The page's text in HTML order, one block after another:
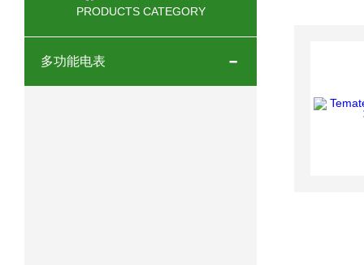
OEMER三相同步电机MTES 160MA/2
OEMER电机QLS 180M环保农业领域
PRODUCTS CATEGORY
多功能电表